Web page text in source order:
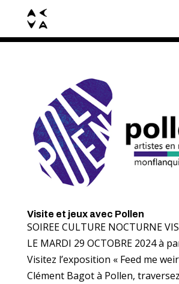
Visite et jeux avec Pollen
SOIREE CULTURE NOCTURNE
LE MARDI 29 OCTOBRE 2024 à
Visitez l’exposition « Feed me
Clément Bagot à Pollen,